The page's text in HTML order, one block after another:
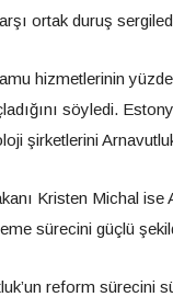
ortak duruş
hizmetlerinin
söyledi.
şirketlerini
Kristen Michal ise
sürecini güçlü
reform sürecini